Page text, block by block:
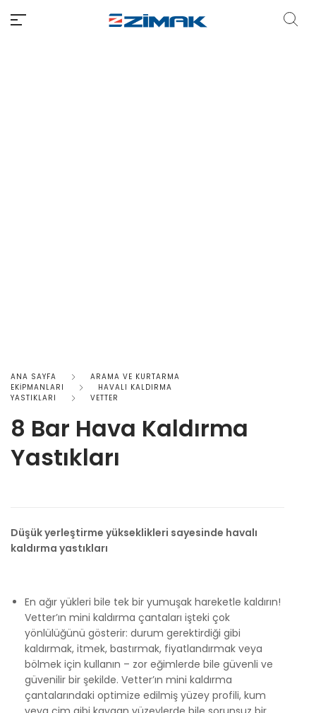
ANA SAYFA
ARAMA VE KURTARMA
EKİPMANLARI
HAVALI KALDIRMA
YASTIKLARI
VETTER
8 Bar Hava Kaldırma
Yastıkları
Düşük yerleştirme yükseklikleri sayesinde havalı
kaldırma yastıkları
En ağır yükleri bile tek bir yumuşak hareketle kaldırın!
Vetter’ın mini kaldırma çantaları işteki çok
yönlülüğünü gösterir: durum gerektirdiği gibi
kaldırmak, itmek, bastırmak, fiyatlandırmak veya
bölmek için kullanın – zor eğimlerde bile güvenli ve
güvenilir bir şekilde. Vetter’ın mini kaldırma
çantalarındaki optimize edilmiş yüzey profili, kum